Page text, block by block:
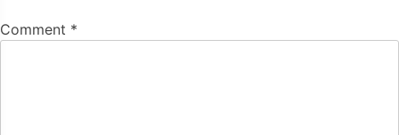
Comment *